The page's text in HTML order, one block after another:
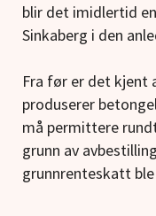
blir det imidlertid
Sinkaberg i den
Fra før er det kjent
produserer
må permittere
grunn av
grunnrenteskatt